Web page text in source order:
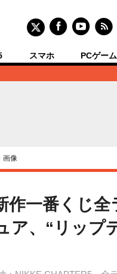
スマホ PCゲーム
画像
作一番くじ
ア、“リップ